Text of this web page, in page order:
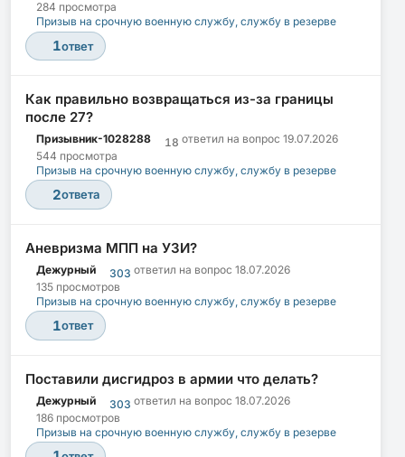
284 просмотра
Призыв на срочную военную службу, службу в резерве
1ответ
Как правильно возвращаться из-за границы
после 27?
Призывник-1028288 18 ответил на вопрос 19.07.2026
544 просмотра
Призыв на срочную военную службу, службу в резерве
2ответа
Аневризма МПП на УЗИ?
Дежурный 303 ответил на вопрос 18.07.2026
135 просмотров
Призыв на срочную военную службу, службу в резерве
1ответ
Поставили дисгидроз в армии что делать?
Дежурный 303 ответил на вопрос 18.07.2026
186 просмотров
Призыв на срочную военную службу, службу в резерве